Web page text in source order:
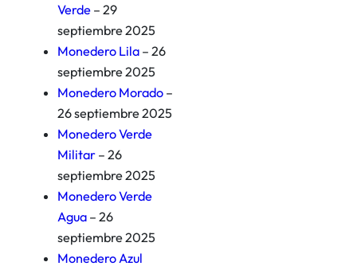
Verde – 29
septiembre 2025
Monedero Lila – 26
septiembre 2025
Monedero Morado –
26 septiembre 2025
Monedero Verde
Militar – 26
septiembre 2025
Monedero Verde
Agua – 26
septiembre 2025
Monedero Azul